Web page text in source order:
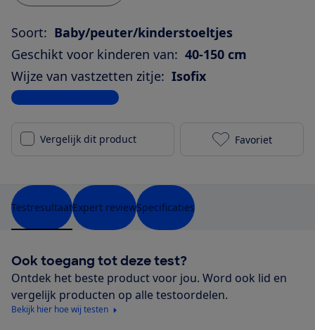
Soort: Baby/peuter/kinderstoeltjes
Geschikt voor kinderen van: 40-150 cm
Wijze van vastzetten zitje: Isofix
Bekijk alle specificaties
Vergelijk dit product Buf Boof
Favoriet
TestresultaatExpert reviewSpecificaties
Ook toegang tot deze test?
Ontdek het beste product voor jou. Word ook lid en
vergelijk producten op alle testoordelen.
Bekijk hier hoe wij testen